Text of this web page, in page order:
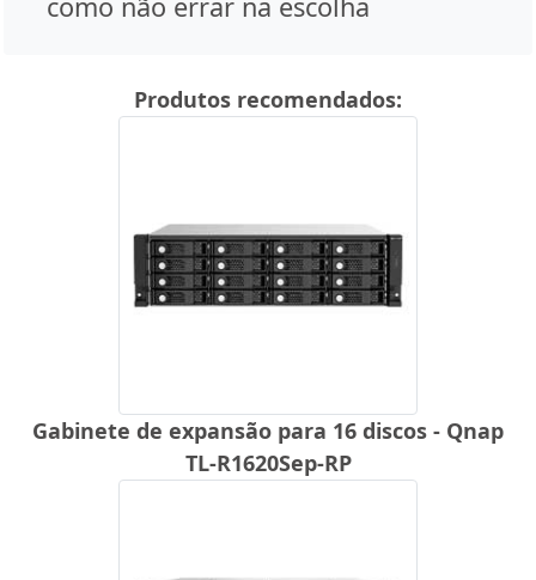
Produtos recomendados:
Gabinete de expansão para 16 discos - Qnap
TL-R1620Sep-RP